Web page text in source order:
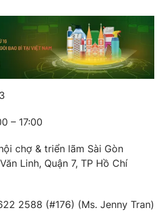
– 17:00
chợ & triển lãm Sài Gòn
Linh, Quận 7, TP Hồ Chí
2588 (#176) (Ms. Jenny Tran)